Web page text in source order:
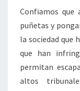
Confiamos que
puñetas y
la sociedad que
que han
permitan
altos